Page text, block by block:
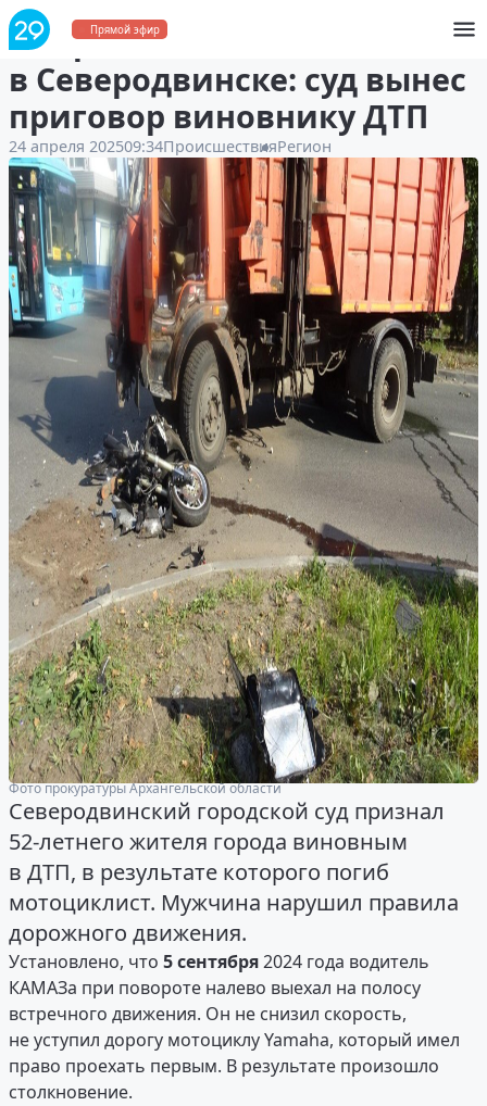
Прямой эфир
Смертельное столкновение
в Северодвинске: суд вынес
приговор виновнику ДТП
24 апреля 202509:34ПроисшествияРегион
Фото прокуратуры Архангельской области
Северодвинский городской суд признал
52-летнего жителя города виновным
в ДТП, в результате которого погиб
мотоциклист. Мужчина нарушил правила
дорожного движения.
Установлено, что 5 сентября2024 года водитель
КАМАЗа при повороте налево выехал на полосу
встречного движения. Он не снизил скорость,
не уступил дорогу мотоциклу Yamaha, который имел
право проехать первым. В результате произошло
столкновение.